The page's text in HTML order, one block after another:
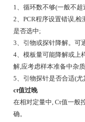
1、循环数不够(一般不
2、PCR程序设置错误,
是否选中;
3、引物或探针降解。可
4、模板量可能降解或上
解,应考虑样本准备中杂
5、引物探针是否合适(
ct值过晚
在相对定量中, Ct值一般
确。